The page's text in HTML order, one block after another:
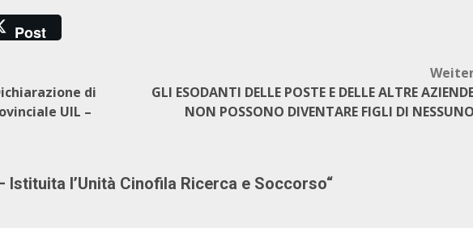
Post
di
UIL –
GLI ESODANTI DELLE POSTE E DELLE ALTRE
NON POSSONO DIVENTARE FIGLI DI
Istituita l’Unità Cinofila Ricerca e Soccorso“